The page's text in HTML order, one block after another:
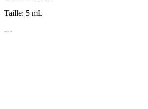
Taille: 5 mL
---